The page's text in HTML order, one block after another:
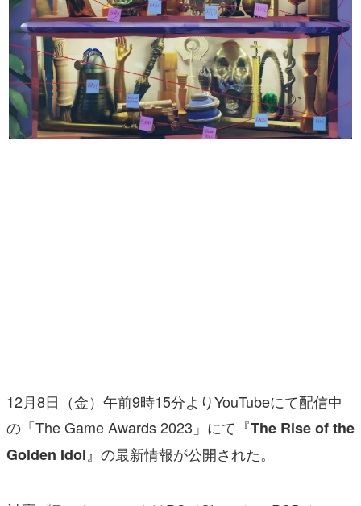
ゲームが変えた日本語
「経験値」「裏技」「ラスボス」… ゲームにまつわる言葉
の起源や用法の変遷を、コンピューター文化史研究家・タ
イニーP氏が徹底調査。
カテゴリ
特集記事
12月8日（金）午前9時15分よりYouTubeにて配信中
の「The Game Awards 2023」にて『The Rise of the
Golden Idol 』の最新情報が公開された。